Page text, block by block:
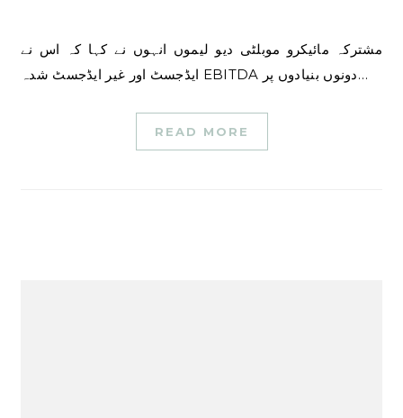
مشترکہ مائیکرو موبلٹی دیو لیموں انہوں نے کہا کہ اس نے
ایڈجسٹ اور غیر ایڈجسٹ شدہ EBITDA دونوں بنیادوں پر…
READ MORE